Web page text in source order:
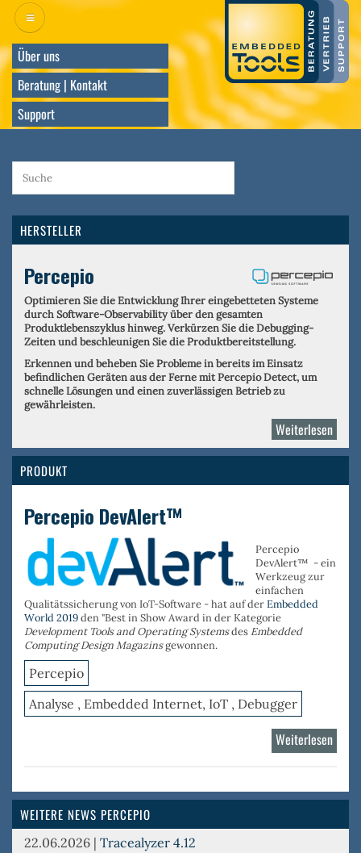
Direkt
zum
InhaltÜber uns
Beratung | Kontakt
Support
HERSTELLER
Percepio
Optimieren Sie die Entwicklung Ihrer eingebetteten Systeme
durch Software-Observability über den gesamten
Produktlebenszyklus hinweg. Verkürzen Sie die Debugging-
Zeiten und beschleunigen Sie die Produktbereitstellung.
Erkennen und beheben Sie Probleme in bereits im Einsatz
befindlichen Geräten aus der Ferne mit Percepio Detect, um
schnelle Lösungen und einen zuverlässigen Betrieb zu
gewährleisten.
Weiterlesen
PRODUKT
Percepio DevAlert™
Percepio
DevAlert™ - ein
Werkzeug zur
einfachen
Qualitätssicherung von IoT-Software - hat auf derEmbedded
World 2019den "Best in Show Award in der Kategorie
Development Tools and Operating Systemsdes Embedded
Computing Design Magazinsgewonnen.
Percepio
Analyse , Embedded Internet, IoT , Debugger
Weiterlesen
WEITERE NEWS PERCEPIO
22.06.2026 | Tracealyzer 4.12